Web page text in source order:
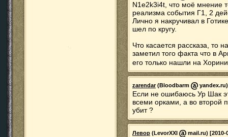
N1e2k3i4t, что моё мнение
реализма события Г1, 2
Лично я накручивал в
шел по кругу.
Что касается рассказа, то
заметил того факта что в
его только нашли на
zarendar(Bloodbarm
Если не ошибаюсь Ур Шак
всеми орками, а во
убит ?
Левор (LevorXXI mail.ru) [2010-